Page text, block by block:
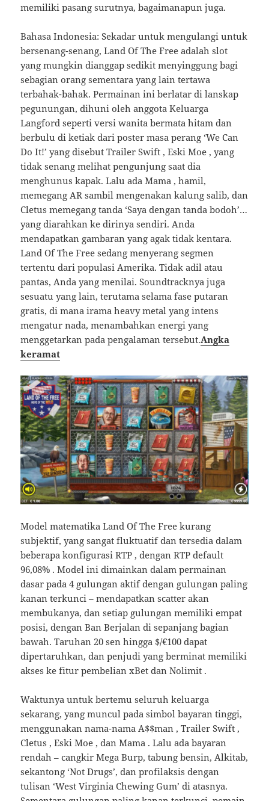
memiliki pasang surutnya, bagaimanapun juga.
Bahasa Indonesia: Sekadar untuk mengulangi untuk
bersenang-senang, Land Of The Free adalah slot
yang mungkin dianggap sedikit menyinggung bagi
sebagian orang sementara yang lain tertawa
terbahak-bahak. Permainan ini berlatar di lanskap
pegunungan, dihuni oleh anggota Keluarga
Langford seperti versi wanita bermata hitam dan
berbulu di ketiak dari poster masa perang ‘We Can
Do It!’ yang disebut Trailer Swift , Eski Moe , yang
tidak senang melihat pengunjung saat dia
menghunus kapak. Lalu ada Mama , hamil,
memegang AR sambil mengenakan kalung salib, dan
Cletus memegang tanda ‘Saya dengan tanda bodoh’…
yang diarahkan ke dirinya sendiri. Anda
mendapatkan gambaran yang agak tidak kentara.
Land Of The Free sedang menyerang segmen
tertentu dari populasi Amerika. Tidak adil atau
pantas, Anda yang menilai. Soundtracknya juga
sesuatu yang lain, terutama selama fase putaran
gratis, di mana irama heavy metal yang intens
mengatur nada, menambahkan energi yang
menggetarkan pada pengalaman tersebut.Angka
keramat
Model matematika Land Of The Free kurang
subjektif, yang sangat fluktuatif dan tersedia dalam
beberapa konfigurasi RTP , dengan RTP default
96,08% . Model ini dimainkan dalam permainan
dasar pada 4 gulungan aktif dengan gulungan paling
kanan terkunci – mendapatkan scatter akan
membukanya, dan setiap gulungan memiliki empat
posisi, dengan Ban Berjalan di sepanjang bagian
bawah. Taruhan 20 sen hingga $/€100 dapat
dipertaruhkan, dan penjudi yang berminat memiliki
akses ke fitur pembelian xBet dan Nolimit .
Waktunya untuk bertemu seluruh keluarga
sekarang, yang muncul pada simbol bayaran tinggi,
menggunakan nama-nama A$$man , Trailer Swift ,
Cletus , Eski Moe , dan Mama . Lalu ada bayaran
rendah – cangkir Mega Burp, tabung bensin, Alkitab,
sekantong ‘Not Drugs’, dan profilaksis dengan
tulisan ‘West Virginia Chewing Gum’ di atasnya.